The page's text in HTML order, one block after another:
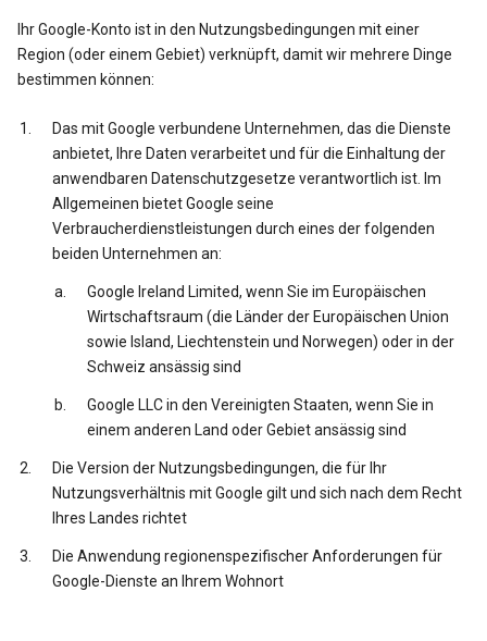
Ihr Google-Konto ist in den Nutzungsbedingungen mit einer
Region (oder einem Gebiet) verknüpft, damit wir mehrere Dinge
bestimmen können:
Das mit Google verbundene Unternehmen, das die Dienste
anbietet, Ihre Daten verarbeitet und für die Einhaltung der
anwendbaren Datenschutzgesetze verantwortlich ist. Im
Allgemeinen bietet Google seine
Verbraucherdienstleistungen durch eines der folgenden
beiden Unternehmen an:
Google Ireland Limited, wenn Sie im Europäischen
Wirtschaftsraum (die Länder der Europäischen Union
sowie Island, Liechtenstein und Norwegen) oder in der
Schweiz ansässig sind
Google LLC in den Vereinigten Staaten, wenn Sie in
einem anderen Land oder Gebiet ansässig sind
Die Version der Nutzungsbedingungen, die für Ihr
Nutzungsverhältnis mit Google gilt und sich nach dem Recht
Ihres Landes richtet
Die Anwendung regionenspezifischer Anforderungen für
Google-Dienste an Ihrem Wohnort